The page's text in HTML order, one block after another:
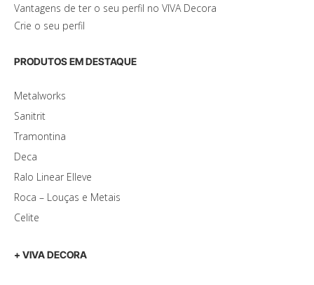
Vantagens de ter o seu perfil no VIVA Decora
Crie o seu perfil
PRODUTOS EM DESTAQUE
Metalworks
Sanitrit
Tramontina
Deca
Ralo Linear Elleve
Roca – Louças e Metais
Celite
+ VIVA DECORA